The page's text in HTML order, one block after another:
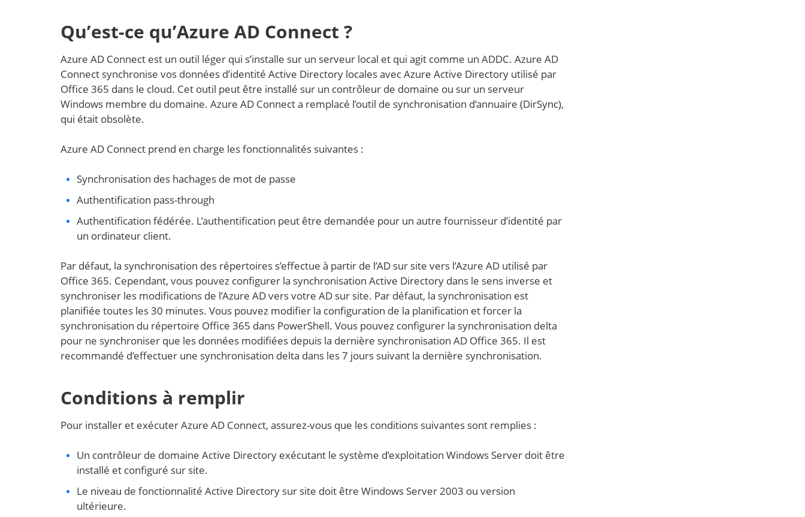
Qu’est-ce qu’Azure AD Connect ?
Azure AD Connect est un outil léger qui s’installe sur un serveur local et qui agit comme un ADDC. Azure AD
Connect synchronise vos données d’identité Active Directory locales avec Azure Active Directory utilisé par
Office 365 dans le cloud. Cet outil peut être installé sur un contrôleur de domaine ou sur un serveur
Windows membre du domaine. Azure AD Connect a remplacé l’outil de synchronisation d’annuaire (DirSync),
qui était obsolète.
Azure AD Connect prend en charge les fonctionnalités suivantes :
Synchronisation des hachages de mot de passe
Authentification pass-through
Authentification fédérée. L’authentification peut être demandée pour un autre fournisseur d’identité par
un ordinateur client.
Par défaut, la synchronisation des répertoires s’effectue à partir de l’AD sur site vers l’Azure AD utilisé par
Office 365. Cependant, vous pouvez configurer la synchronisation Active Directory dans le sens inverse et
synchroniser les modifications de l’Azure AD vers votre AD sur site. Par défaut, la synchronisation est
planifiée toutes les 30 minutes. Vous pouvez modifier la configuration de la planification et forcer la
synchronisation du répertoire Office 365 dans PowerShell. Vous pouvez configurer la synchronisation delta
pour ne synchroniser que les données modifiées depuis la dernière synchronisation AD Office 365. Il est
recommandé d’effectuer une synchronisation delta dans les 7 jours suivant la dernière synchronisation.
Conditions à remplir
Pour installer et exécuter Azure AD Connect, assurez-vous que les conditions suivantes sont remplies :
Un contrôleur de domaine Active Directory exécutant le système d’exploitation Windows Server doit être
installé et configuré sur site.
Le niveau de fonctionnalité Active Directory sur site doit être Windows Server 2003 ou version
ultérieure.